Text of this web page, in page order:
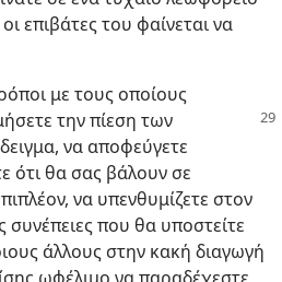
επιβάτες του φαίνεται να
με τους οποίους
την πίεση των
να αποφεύγετε
ότι θα σας βάλουν σε
να υπενθυμίζετε στον
συνέπειες που θα υποστείτε
άλλους στην κακή διαγωγή